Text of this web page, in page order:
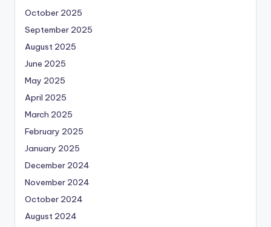
October 2025
September 2025
August 2025
June 2025
May 2025
April 2025
March 2025
February 2025
January 2025
December 2024
November 2024
October 2024
August 2024